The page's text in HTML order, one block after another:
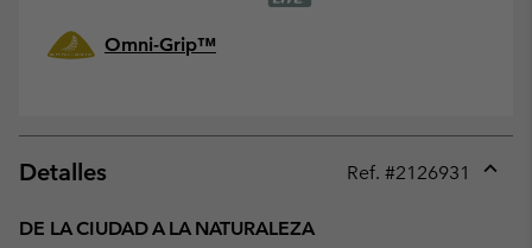
Omni-Grip™
Detalles Ref. #2126931
DE LA CIUDAD A LA NATURALEZA